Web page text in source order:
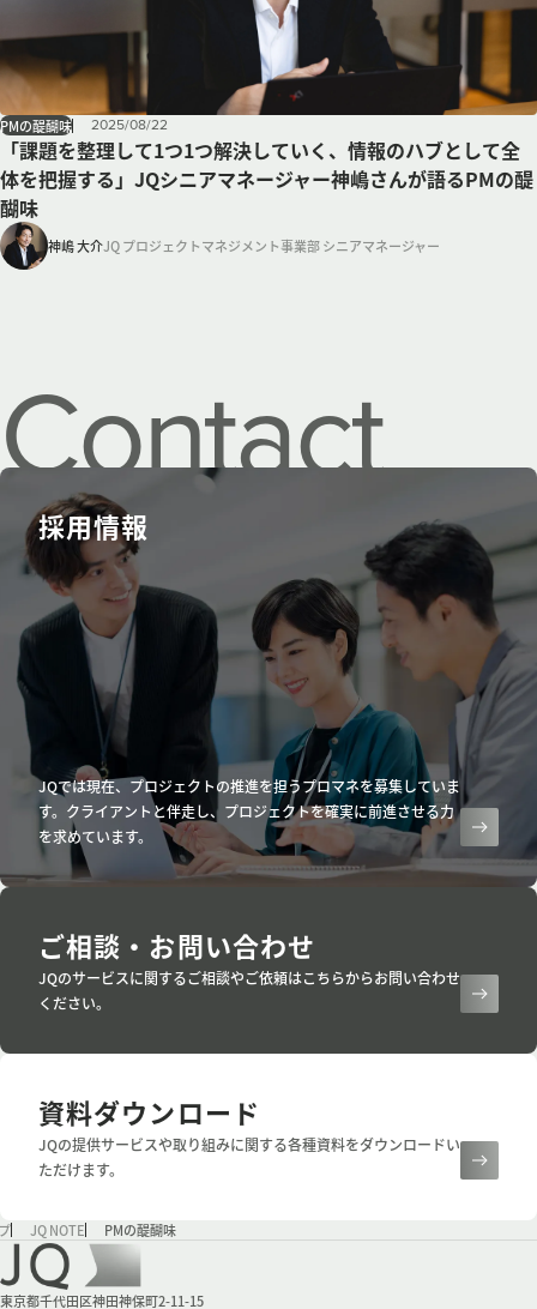
「課題を整理して1つ1つ解決していく、情報のハブとして全
体を把握する」JQシニアマネージャー神嶋さんが語るPMの醍
醐味
PMの醍醐味 2025/08/22
神嶋 大介JQ プロジェクトマネジメント事業部 シニアマネージャー
Contact
us.
採用情報
JQでは現在、プロジェクトの推進を担うプロマネを募集していま
す。クライアントと伴走し、プロジェクトを確実に前進させる力
を求めています。
ご相談・お問い合わせ
JQのサービスに関するご相談やご依頼はこちらからお問い合わせ
ください。
資料ダウンロード
JQの提供サービスや取り組みに関する各種資料をダウンロードい
ただけます。
JQ NOTE PMの醍醐味
会社情報
東京都千代田区神田神保町2-11-15